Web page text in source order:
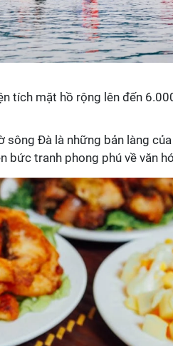
tích mặt hồ rộng lên đến
sông Đà là những bản làng
bức tranh phong phú về văn